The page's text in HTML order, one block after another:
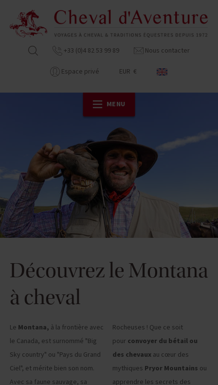
+33 (0)4 82 53 99 89 Nous contacter
Espace privé EUR €
MENU
Découvrez le Montana
à cheval
Le Montana, à la frontière avec
le Canada, est surnommé "Big
Sky country" ou "Pays du Grand
Ciel", et mérite bien son nom.
Avec sa faune sauvage, sa
Rocheuses ! Que ce soit
pour convoyer du bétail ou
des chevaux au cœur des
mythiques Pryor Mountains ou
apprendre les secrets des